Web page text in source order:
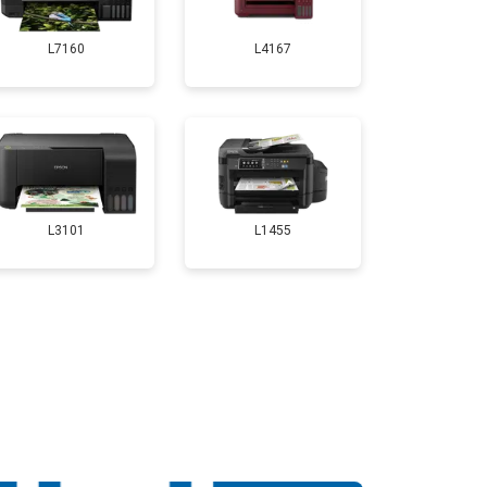
2500 ₽ Заказать
3500 ₽ Заказать
L7160 L4167
L3101 L1455